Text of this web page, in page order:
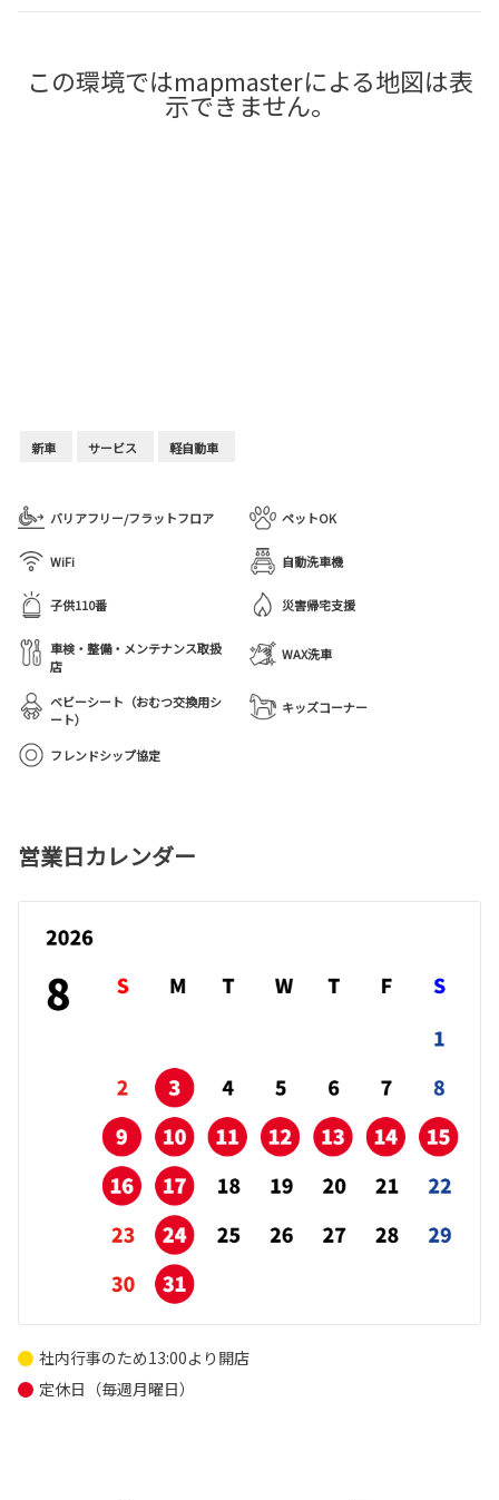
新車 サービス 軽自動車
バリアフリー/フラットフロア ペットOK
WiFi 自動洗車機
子供110番 災害帰宅支援
車検・整備・メンテナンス取扱
店
WAX洗車
ベビーシート（おむつ交換用シ
ート）
キッズコーナー
フレンドシップ協定
この環境ではmapmasterによる地図は表
示できません。
営業日カレンダー
社内行事のため13:00より開店
定休日（毎週月曜日）